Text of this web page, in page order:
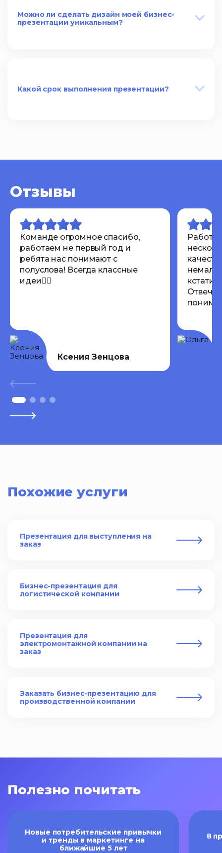
Можно ли сделать дизайн моей бизнес-
презентации уникальным?
Какой срок выполнения презентации?
Отзывы
Команде огромное спасибо,
работаем не первый год и
ребята нас понимают с
полуслова! Всегда классные
идеи👍🏾
Ксения Зенцова
кстати
Похожие услуги
Презентация для выступления на
заказ
Бизнес-презентация для
логистической компании
Презентация для
электромонтажной компании на
заказ
Заказать бизнес-презентацию для
производственной компании
Полезно почитать
Новые потребительские привычки
и тренды в маркетинге на
ближайшие 5 лет
8